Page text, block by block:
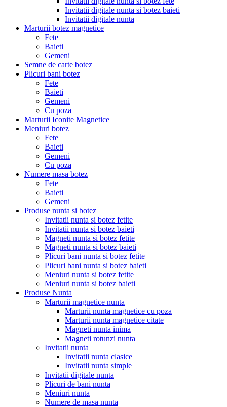
Invitatii digitale nunta si botez baieti
Invitatii digitale nunta
Marturii botez magnetice
Fete
Baieti
Gemeni
Semne de carte botez
Plicuri bani botez
Fete
Baieti
Gemeni
Cu poza
Marturii Iconite Magnetice
Meniuri botez
Fete
Baieti
Gemeni
Cu poza
Numere masa botez
Fete
Baieti
Gemeni
Produse nunta si botez
Invitatii nunta si botez fetite
Invitatii nunta si botez baieti
Magneti nunta si botez fetite
Magneti nunta si botez baieti
Plicuri bani nunta si botez fetite
Plicuri bani nunta si botez baieti
Meniuri nunta si botez fetite
Meniuri nunta si botez baieti
Produse Nunta
Marturii magnetice nunta
Marturii nunta magnetice cu poza
Marturii nunta magnetice citate
Magneti nunta inima
Magneti rotunzi nunta
Invitatii nunta
Invitatii nunta clasice
Invitatii nunta simple
Invitatii digitale nunta
Plicuri de bani nunta
Meniuri nunta
Numere de masa nunta